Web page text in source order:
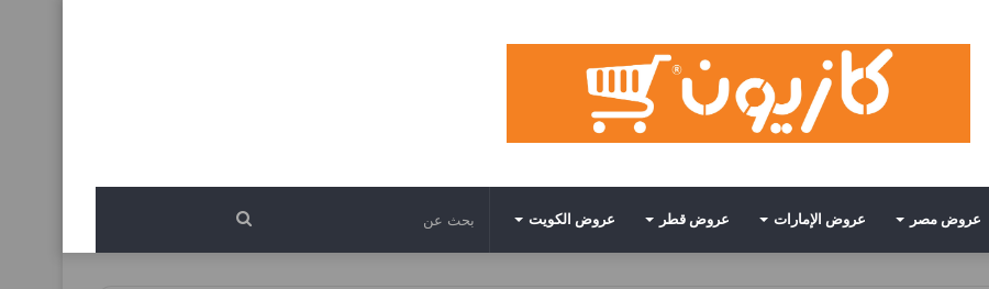
عروض مصر عروض الإمارات عروض قطر عروض الكويت بحث